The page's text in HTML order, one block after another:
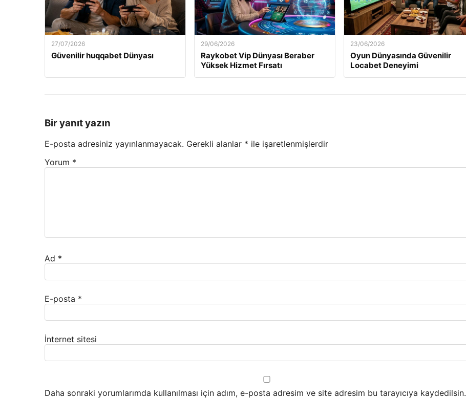
27/07/2026
Güvenilir huqqabet Dünyası
29/06/2026
Raykobet Vip Dünyası Beraber
Yüksek Hizmet Fırsatı
23/06/2026
Oyun Dünyasında Güvenilir
Locabet Deneyimi
Bir yanıt yazın
E-posta adresiniz yayınlanmayacak. Gerekli alanlar * ile işaretlenmişlerdir
Yorum *
Ad *
E-posta *
İnternet sitesi
Daha sonraki yorumlarımda kullanılması için adım, e-posta adresim ve site adresim bu tarayıcıya kaydedilsin.